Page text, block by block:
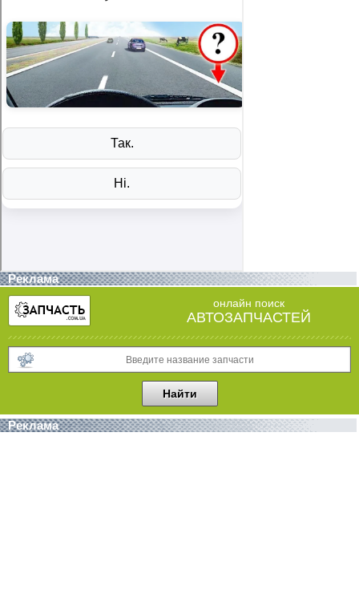
Реклама
онлайн поиск
АВТОЗАПЧАСТЕЙ
Реклама